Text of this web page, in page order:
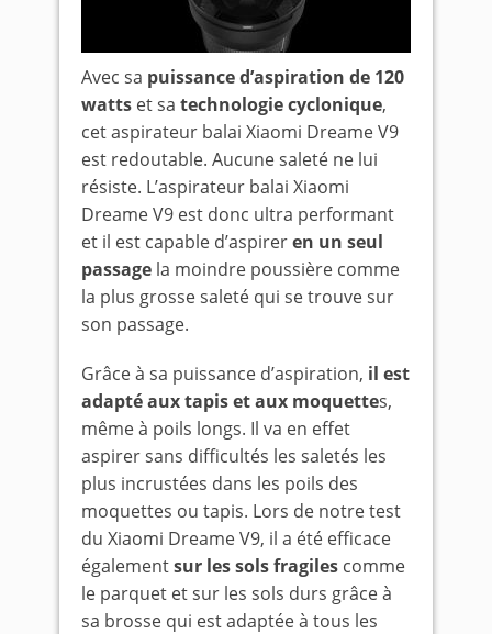
Avec sa puissance d’aspiration de 120
watts et sa technologie cyclonique,
cet aspirateur balai Xiaomi Dreame V9
est redoutable. Aucune saleté ne lui
résiste. L’aspirateur balai Xiaomi
Dreame V9 est donc ultra performant
et il est capable d’aspireren un seul
passage la moindre poussière comme
la plus grosse saleté qui se trouve sur
son passage.
Grâce à sa puissance d’aspiration, il est
adapté aux tapis et aux moquettes,
même à poils longs. Il va en effet
aspirer sans difficultés les saletés les
plus incrustées dans les poils des
moquettes ou tapis. Lors de notre test
du Xiaomi Dreame V9, il a été efficace
égalementsur les sols fragiles comme
le parquet et sur les sols durs grâce à
sa brosse qui est adaptée à tous les